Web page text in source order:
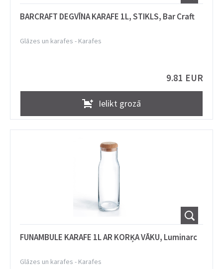
BARCRAFT DEGVĪNA KARAFE 1L, STIKLS, Bar Craft
Glāzes un karafes - Karafes
9.81 EUR
Ielikt grozā
FUNAMBULE KARAFE 1L AR KORĶA VĀKU, Luminarc
Glāzes un karafes - Karafes